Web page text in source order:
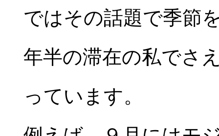
ではその話題で季節
年半の滞在の私でさ
っています。